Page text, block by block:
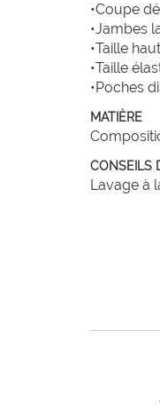
•Coupe
•Jambes
•Taille
•Taille
•Poches
MATIÈRE
CONSEILS
Lavage à